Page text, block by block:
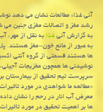
آنی غذا: مطالعات نشان می دهد
رشد مغز و اتصالات مغزی جنین می
به گزارش آنیغذابه نقل از مهر،
به عبور از مانع خون-مغز هستند.
ها هستند قسمتی از گروه آنتی
نوشیدنی ها همچون مغزیجات
سرپرست تیم تحقیق از بیمارستان
«مطالعه ما شواهدی در مورد
معرض آب انار در رحم را نشان
ها بر اهمیت تحقیق در مورد